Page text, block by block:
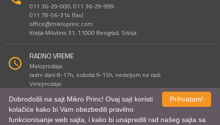
011 36-29-000; 011 36-29-999
011 78-56-314 (fax)
office@mikroprinc.com
Kralja Milutina 31, 11000 Beograd, Srbija
RADNO VREME
Maloprodaja:
radni dani 8-17h, subota 9-15h, nedeljom ne radi
Veleprodaja:
Sve cene su iskazane u dinarima. PDV je uračunat u cenu.
Prihvatam!
Dobrodošli na sajt Mikro Princ! Ovaj sajt koristi
kolačiće kako bi Vam obezbedili pravilno
funkcionisanje web sajta, i kako bi unapredili rad našeg sajta sa